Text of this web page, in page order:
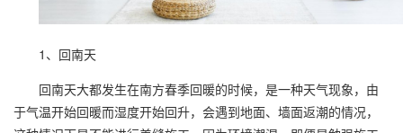
1、回南天
回南天大都发生在南方春季回暖的时候，是一种天气现象，由
于气温开始回暖而湿度开始回升，会遇到地面、墙面返潮的情况，